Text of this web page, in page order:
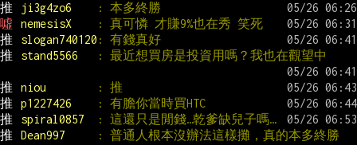
推
ji3g4zo6
: 本多終勝
噓
nemesisX
: 真可憐 才賺9%也在秀 笑死
推
slogan740120 : 有錢真好
推
stand5566 : 最近想買房是投資用嗎？我也在觀望中
推 niou
: 推
推
p1227426
: 有膽你當時買HTC
推
spiral0857
: 這還只是閒錢…乾爹缺兒子嗎…
推
Dean997 : 普通人根本沒辦法這樣攤，真的本多終勝